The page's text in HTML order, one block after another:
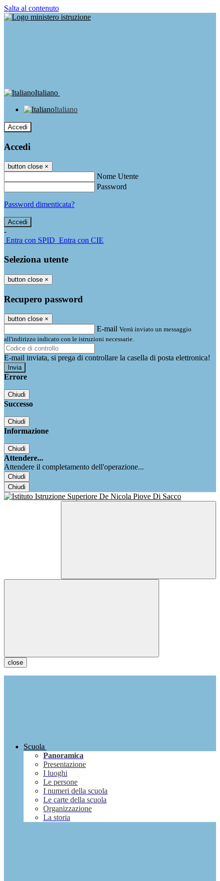
Salta al contenuto
Italiano
Italiano
Accedi
Accedi
button close ×
Nome Utente
Password
Password dimenticata?
-
Entra con SPID Entra con CIE
Seleziona utente
button close ×
Recupero password
button close ×
E-mail Verrà inviato un messaggio
all'indirizzo indicato con le istruzioni necessarie.
E-mail inviata, si prega di controllare la casella di posta elettronica!
Errore
Chiudi
Successo
Chiudi
Informazione
Chiudi
Attendere...
Attendere il completamento dell'operazione...
Chiudi
Chiudi
close
Scuola
Panoramica
Presentazione
I luoghi
Le persone
I numeri della scuola
Le carte della scuola
Organizzazione
La storia